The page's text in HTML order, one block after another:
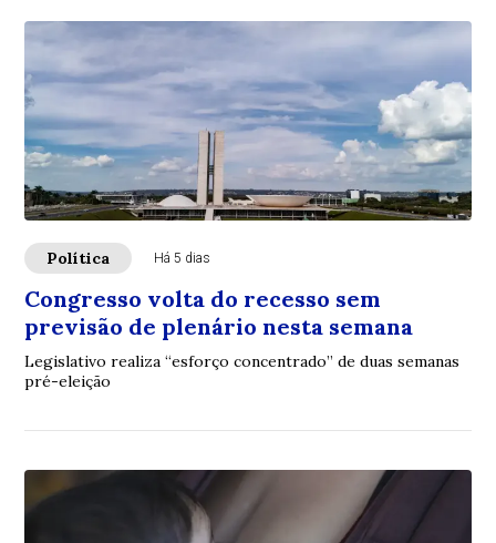
Política Há 5 dias
Congresso volta do recesso sem
previsão de plenário nesta semana
Legislativo realiza “esforço concentrado” de duas semanas
pré-eleição